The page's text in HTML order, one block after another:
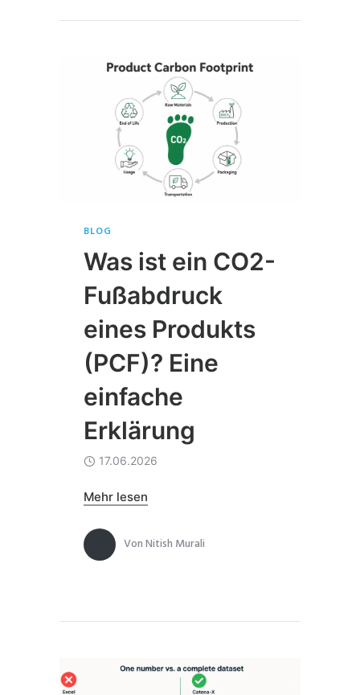
BLOG
Was ist ein CO2-
Fußabdruck
eines Produkts
(PCF)? Eine
einfache
Erklärung
17.06.2026
Mehr lesen
VonNitish Murali